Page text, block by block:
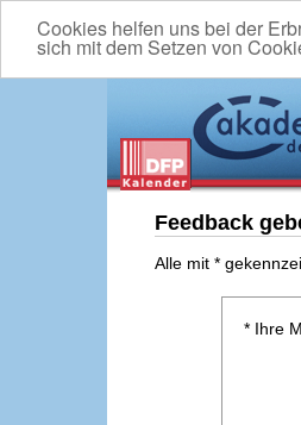
Cookies helfen uns bei der
sich mit dem Setzen von
Feedback
Alle mit *
* Ihre